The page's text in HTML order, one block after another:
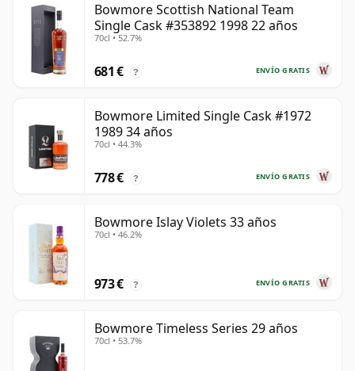
Bowmore Scottish National Team
Single Cask #353892 1998 22 años
70cl • 52.7%
ENVÍO GRATIS
681 € ?
Bowmore Limited Single Cask #1972
1989 34 años
70cl • 44.3%
ENVÍO GRATIS
778 € ?
Bowmore Islay Violets 33 años
70cl • 46.2%
ENVÍO GRATIS
973 € ?
Bowmore Timeless Series 29 años
70cl • 53.7%